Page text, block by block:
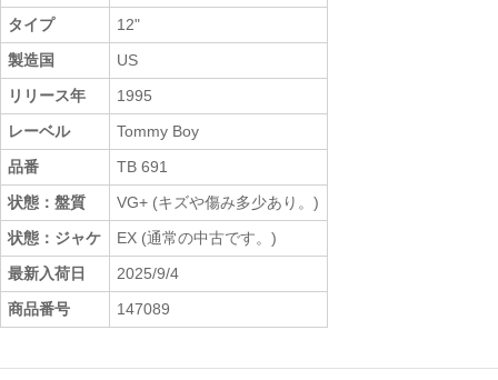
タイプ
12"
製造国
US
リリース年
1995
レーベル
Tommy Boy
品番
TB 691
状態：盤質
VG+ (キズや傷み多少あり。)
状態：ジャケ
EX (通常の中古です。)
最新入荷日
2025/9/4
商品番号
147089